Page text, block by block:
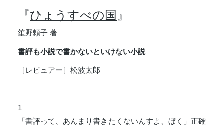
『ひょうすべの国 』
笙野頼子 著
書評も小説で書かないといけない小説
［レビュアー］松波太郎
1
「書評って、あんまり書きたくないんすよ、ぼく」正確